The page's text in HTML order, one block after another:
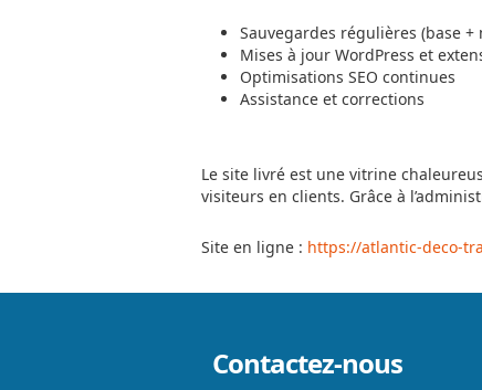
Sauvegardes régulières (base +
Mises à jour WordPress et
Optimisations SEO continues
Assistance et corrections
Le site livré est une vitrine
visiteurs en clients. Grâce à
Site en ligne : https://atlantic-deco-
Contactez-nous